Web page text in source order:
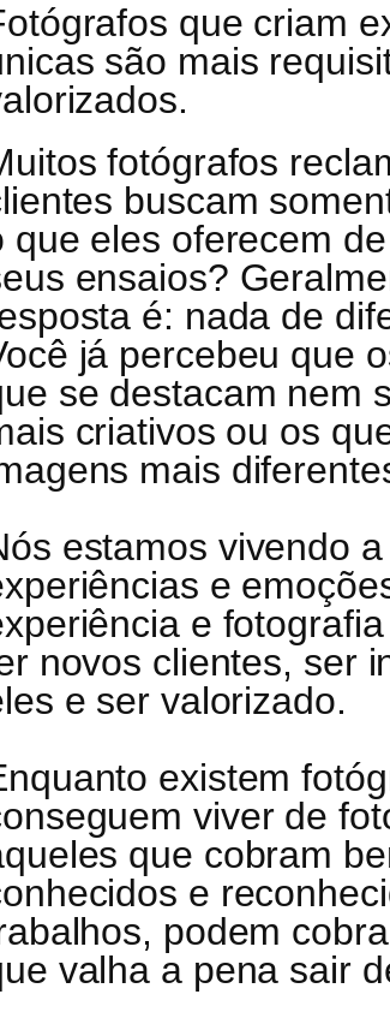
que criam
são mais
fotógrafos
buscam
que eles oferecem
ensaios?
é: nada de
já percebeu que
se destacam nem
criativos ou os
mais
estamos vivendo
e
e
novos clientes, ser
e ser valorizado.
existem
viver de
que cobram
e
podem
valha a pena sair